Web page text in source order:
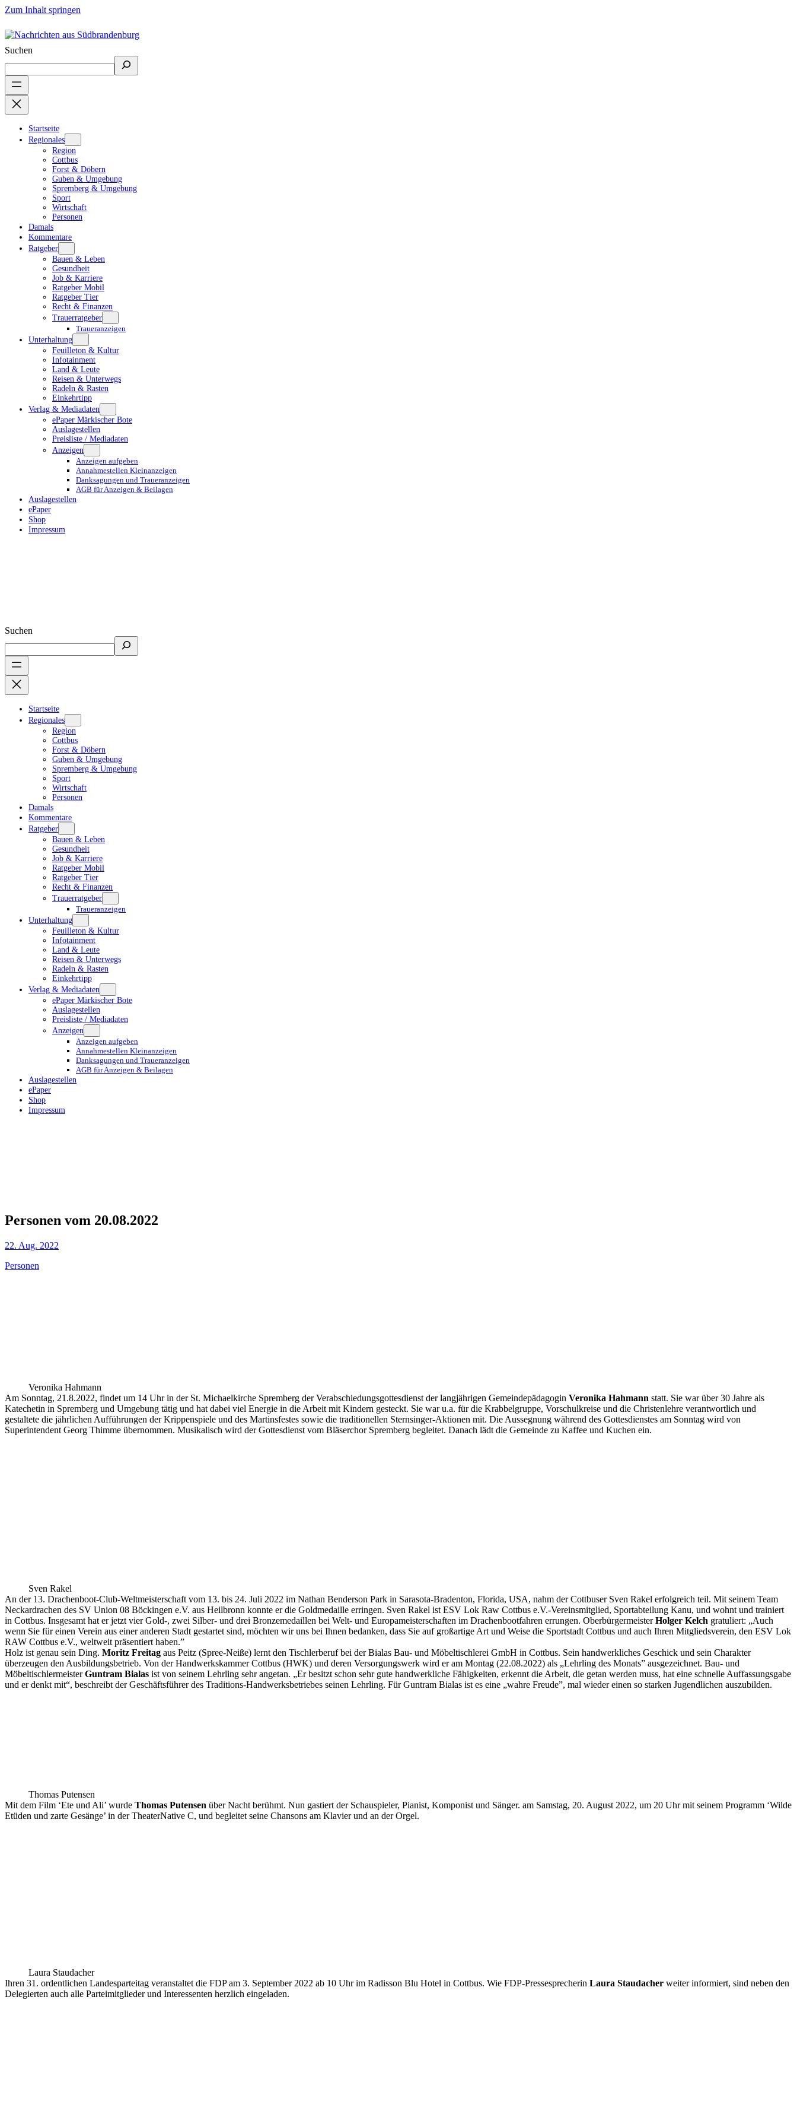
Zum Inhalt springen
Suchen
Startseite
Regionales
Region
Cottbus
Forst & Döbern
Guben & Umgebung
Spremberg & Umgebung
Sport
Wirtschaft
Personen
Damals
Kommentare
Ratgeber
Bauen & Leben
Gesundheit
Job & Karriere
Ratgeber Mobil
Ratgeber Tier
Recht & Finanzen
Trauerratgeber
Traueranzeigen
Unterhaltung
Feuilleton & Kultur
Infotainment
Land & Leute
Reisen & Unterwegs
Radeln & Rasten
Einkehrtipp
Verlag & Mediadaten
ePaper Märkischer Bote
Auslagestellen
Preisliste / Mediadaten
Anzeigen
Anzeigen aufgeben
Annahmestellen Kleinanzeigen
Danksagungen und Traueranzeigen
AGB für Anzeigen & Beilagen
Auslagestellen
ePaper
Shop
Impressum
Suchen
Startseite
Regionales
Region
Cottbus
Forst & Döbern
Guben & Umgebung
Spremberg & Umgebung
Sport
Wirtschaft
Personen
Damals
Kommentare
Ratgeber
Bauen & Leben
Gesundheit
Job & Karriere
Ratgeber Mobil
Ratgeber Tier
Recht & Finanzen
Trauerratgeber
Traueranzeigen
Unterhaltung
Feuilleton & Kultur
Infotainment
Land & Leute
Reisen & Unterwegs
Radeln & Rasten
Einkehrtipp
Verlag & Mediadaten
ePaper Märkischer Bote
Auslagestellen
Preisliste / Mediadaten
Anzeigen
Anzeigen aufgeben
Annahmestellen Kleinanzeigen
Danksagungen und Traueranzeigen
AGB für Anzeigen & Beilagen
Auslagestellen
ePaper
Shop
Impressum
Personen vom 20.08.2022
22. Aug. 2022
Personen
Veronika Hahmann
Am Sonntag, 21.8.2022, findet um 14 Uhr in der St. Michaelkirche Spremberg der Verabschiedungsgottesdienst der langjährigen Gemeindepädagogin Veronika Hahmann statt. Sie war über 30 Jahre als
Katechetin in Spremberg und Umgebung tätig und hat dabei viel Energie in die Arbeit mit Kindern gesteckt. Sie war u.a. für die Krabbelgruppe, Vorschulkreise und die Christenlehre verantwortlich und
gestaltete die jährlichen Aufführungen der Krippenspiele und des Martinsfestes sowie die traditionellen Sternsinger-Aktionen mit. Die Aussegnung während des Gottesdienstes am Sonntag wird von
Superintendent Georg Thimme übernommen. Musikalisch wird der Gottesdienst vom Bläserchor Spremberg begleitet. Danach lädt die Gemeinde zu Kaffee und Kuchen ein.
Sven Rakel
An der 13. Drachenboot-Club-Weltmeisterschaft vom 13. bis 24. Juli 2022 im Nathan Benderson Park in Sarasota-Bradenton, Florida, USA, nahm der Cottbuser Sven Rakel erfolgreich teil. Mit seinem Team
Neckardrachen des SV Union 08 Böckingen e.V. aus Heilbronn konnte er die Goldmedaille erringen. Sven Rakel ist ESV Lok Raw Cottbus e.V.-Vereinsmitglied, Sportabteilung Kanu, und wohnt und trainiert
in Cottbus. Insgesamt hat er jetzt vier Gold-, zwei Silber- und drei Bronzemedaillen bei Welt- und Europameisterschaften im Drachenbootfahren errungen. OberbürgermeisterHolger Kelch gratuliert: „Auch
wenn Sie für einen Verein aus einer anderen Stadt gestartet sind, möchten wir uns bei Ihnen bedanken, dass Sie auf großartige Art und Weise die Sportstadt Cottbus und auch Ihren Mitgliedsverein, den ESV Lok
RAW Cottbus e.V., weltweit präsentiert haben.”
Holz ist genau sein Ding. Moritz Freitag aus Peitz (Spree-Neiße) lernt den Tischlerberuf bei der Bialas Bau- und Möbeltischlerei GmbH in Cottbus. Sein handwerkliches Geschick und sein Charakter
überzeugen den Ausbildungsbetrieb. Von der Handwerkskammer Cottbus (HWK) und deren Versorgungswerk wird er am Montag (22.08.2022) als „Lehrling des Monats” ausgezeichnet. Bau- und
MöbeltischlermeisterGuntram Bialas ist von seinem Lehrling sehr angetan. „Er besitzt schon sehr gute handwerkliche Fähigkeiten, erkennt die Arbeit, die getan werden muss, hat eine schnelle Auffassungsgabe
und er denkt mit“, beschreibt der Geschäftsführer des Traditions-Handwerksbetriebes seinen Lehrling. Für Guntram Bialas ist es eine „wahre Freude”, mal wieder einen so starken Jugendlichen auszubilden.
Thomas Putensen
Mit dem Film ‘Ete und Ali’ wurde Thomas Putensen über Nacht berühmt. Nun gastiert der Schauspieler, Pianist, Komponist und Sänger. am Samstag, 20. August 2022, um 20 Uhr mit seinem Programm ‘Wilde
Etüden und zarte Gesänge’ in der TheaterNative C, und begleitet seine Chansons am Klavier und an der Orgel.
Laura Staudacher
Ihren 31. ordentlichen Landesparteitag veranstaltet die FDP am 3. September 2022 ab 10 Uhr im Radisson Blu Hotel in Cottbus. Wie FDP-Pressesprecherin Laura Staudacher weiter informiert, sind neben den
Delegierten auch alle Parteimitglieder und Interessenten herzlich eingeladen.